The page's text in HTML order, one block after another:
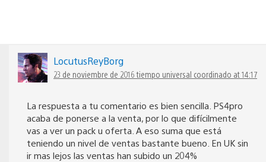
LocutusReyBorg
23 de noviembre de 2016 tiempo universal coordinado at 14:17
La respuesta a tu comentario es bien sencilla. PS4pro
acaba de ponerse a la venta, por lo que difícilmente
vas a ver un pack u oferta. A eso suma que está
teniendo un nivel de ventas bastante bueno. En UK sin
ir mas lejos las ventas han subido un 204%